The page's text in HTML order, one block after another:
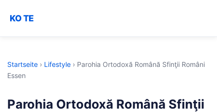
KO TE
Startseite › Lifestyle › Parohia Ortodoxă Română Sfinţii Români
Essen
Parohia Ortodoxă Română Sfinţii